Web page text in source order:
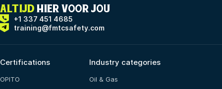
ALTIJD HIER VOOR JOU
+1 337 451 4685
training@fmtcsafety.com
Certifications
OPITO
Industry categories
Oil & Gas